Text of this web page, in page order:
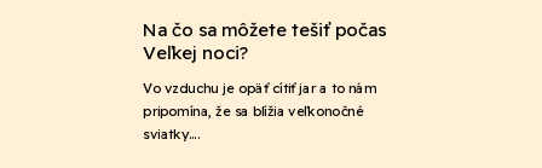
Na čo sa môžete tešiť počas
Veľkej noci?
Vo vzduchu je opäť cítiť jar a to nám
pripomína, že sa blížia veľkonočné
sviatky….